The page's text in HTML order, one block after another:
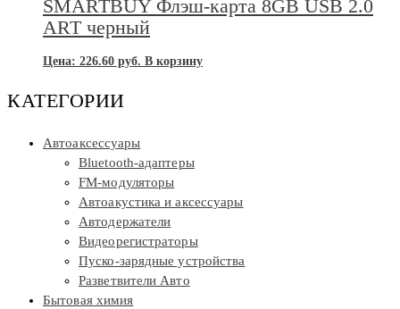
SMARTBUY Флэш-карта 8GB USB 2.0
ART черный
Цена: 226.60 руб. В корзину
КАТЕГОРИИ
Автоаксессуары
Bluetooth-адаптеры
FM-модуляторы
Автоакустика и аксессуары
Автодержатели
Видеорегистраторы
Пуско-зарядные устройства
Разветвители Авто
Бытовая химия